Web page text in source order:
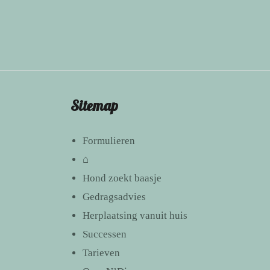
Sitemap
Formulieren
⌂
Hond zoekt baasje
Gedragsadvies
Herplaatsing vanuit huis
Successen
Tarieven